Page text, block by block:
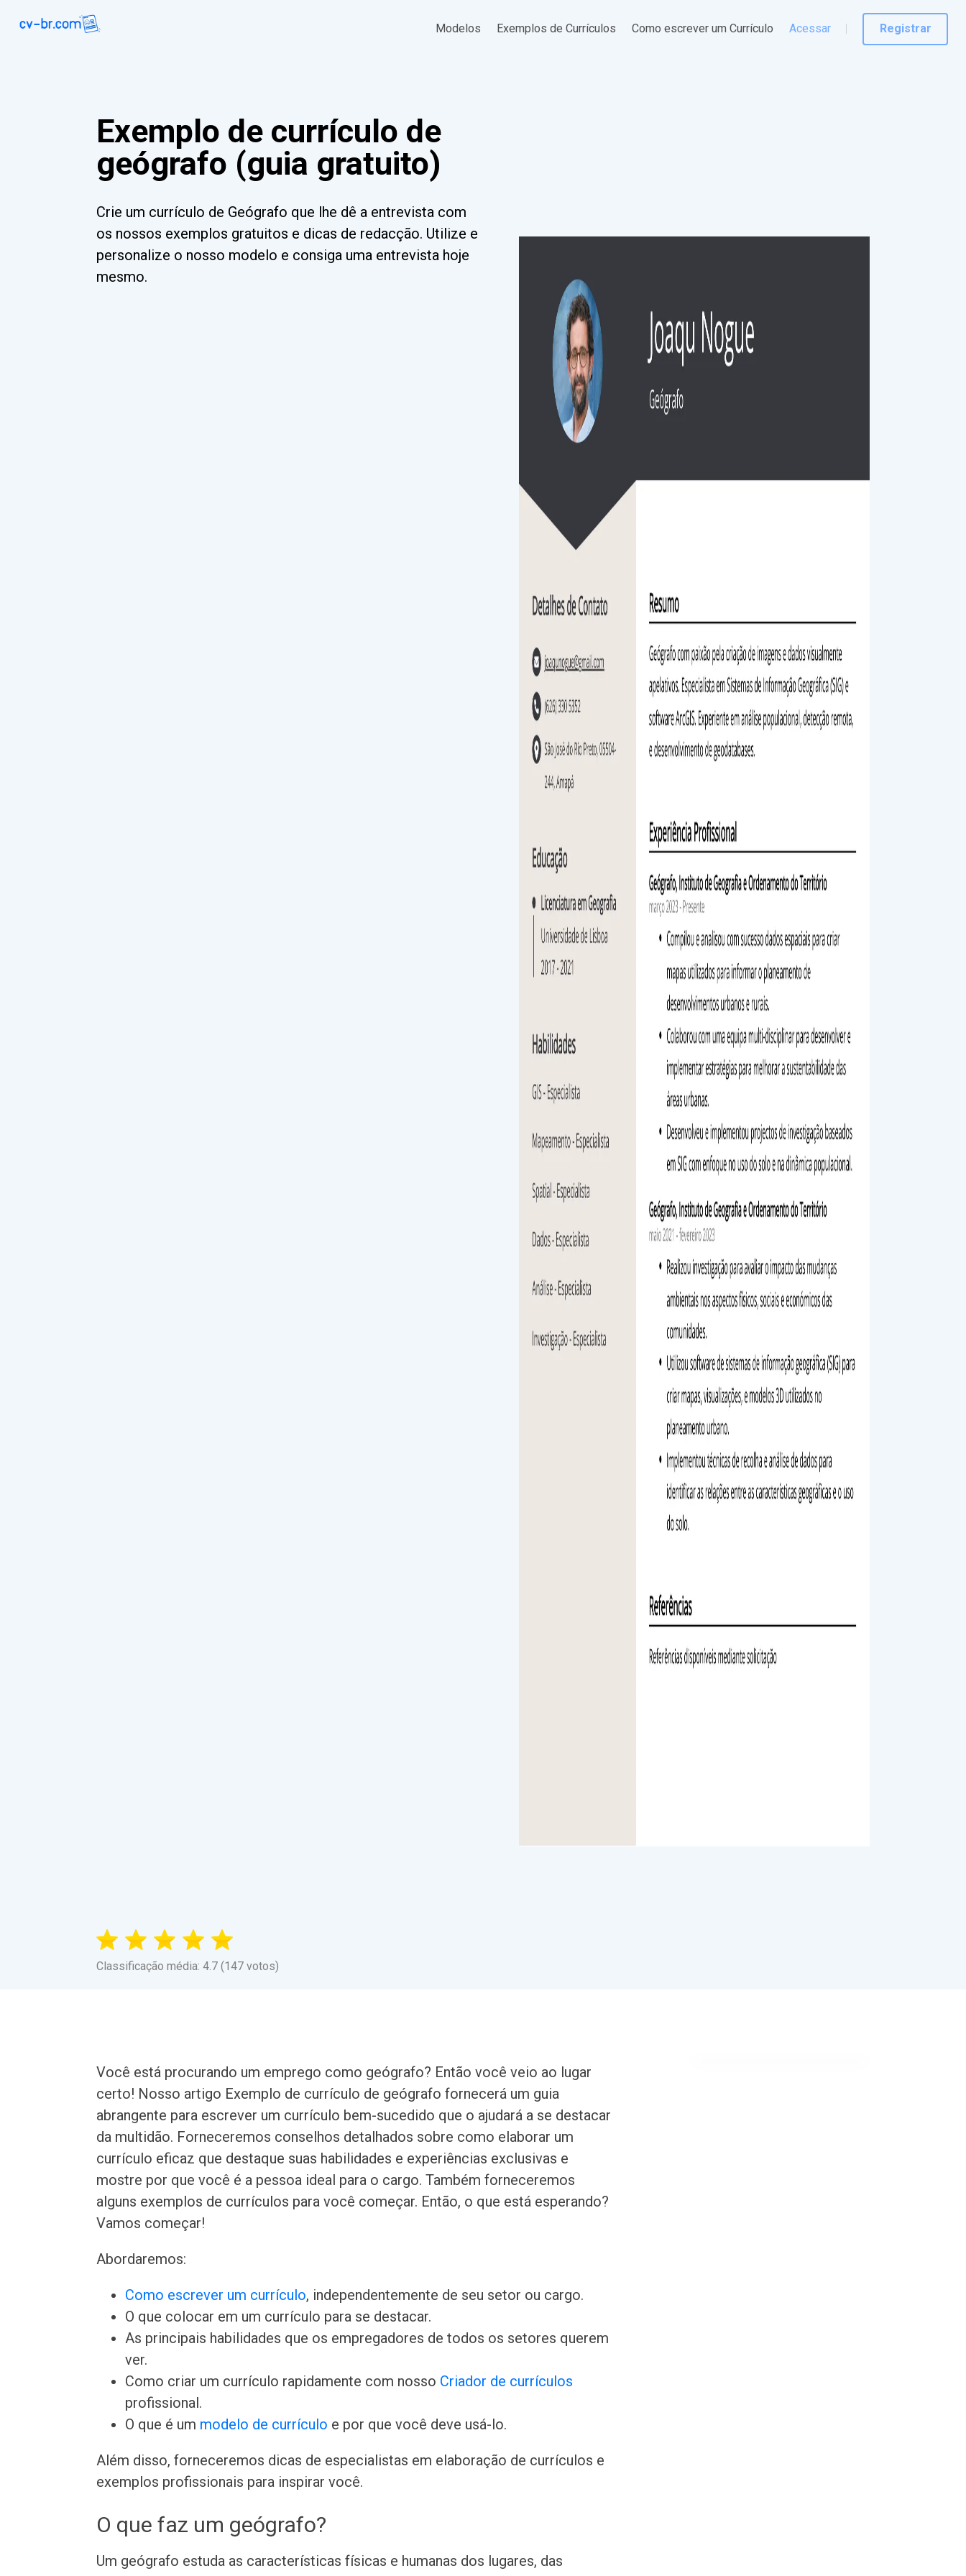
Modelos Exemplos de Currículos Como escrever um Currículo Acessar Registrar
Exemplo de currículo de
geógrafo (guia gratuito)
Crie um currículo de Geógrafo que lhe dê a entrevista com
os nossos exemplos gratuitos e dicas de redacção. Utilize e
personalize o nosso modelo e consiga uma entrevista hoje
mesmo.
Classificação média: 4.7 (147 votos)
Você está procurando um emprego como geógrafo? Então você veio ao lugar
certo! Nosso artigo Exemplo de currículo de geógrafo fornecerá um guia
abrangente para escrever um currículo bem-sucedido que o ajudará a se destacar
da multidão. Forneceremos conselhos detalhados sobre como elaborar um
currículo eficaz que destaque suas habilidades e experiências exclusivas e
mostre por que você é a pessoa ideal para o cargo. Também forneceremos
alguns exemplos de currículos para você começar. Então, o que está esperando?
Vamos começar!
Abordaremos:
Como escrever um currículo, independentemente de seu setor ou cargo.
O que colocar em um currículo para se destacar.
As principais habilidades que os empregadores de todos os setores querem
ver.
Como criar um currículo rapidamente com nosso Criador de currículos
profissional.
O que é um modelo de currículo e por que você deve usá-lo.
Além disso, forneceremos dicas de especialistas em elaboração de currículos e
exemplos profissionais para inspirar você.
O que faz um geógrafo?
Um geógrafo estuda as características físicas e humanas dos lugares, das